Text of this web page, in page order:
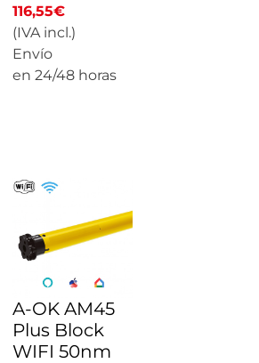
116,55€
(IVA incl.)
Envío
en 24/48 horas
A-OK AM45
Plus Block
WIFI 50nm